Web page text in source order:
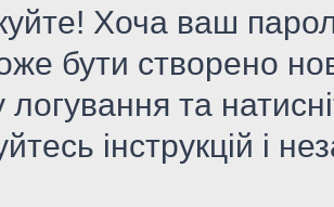
Хоча ваш
бути створено
логування та
інструкцій і